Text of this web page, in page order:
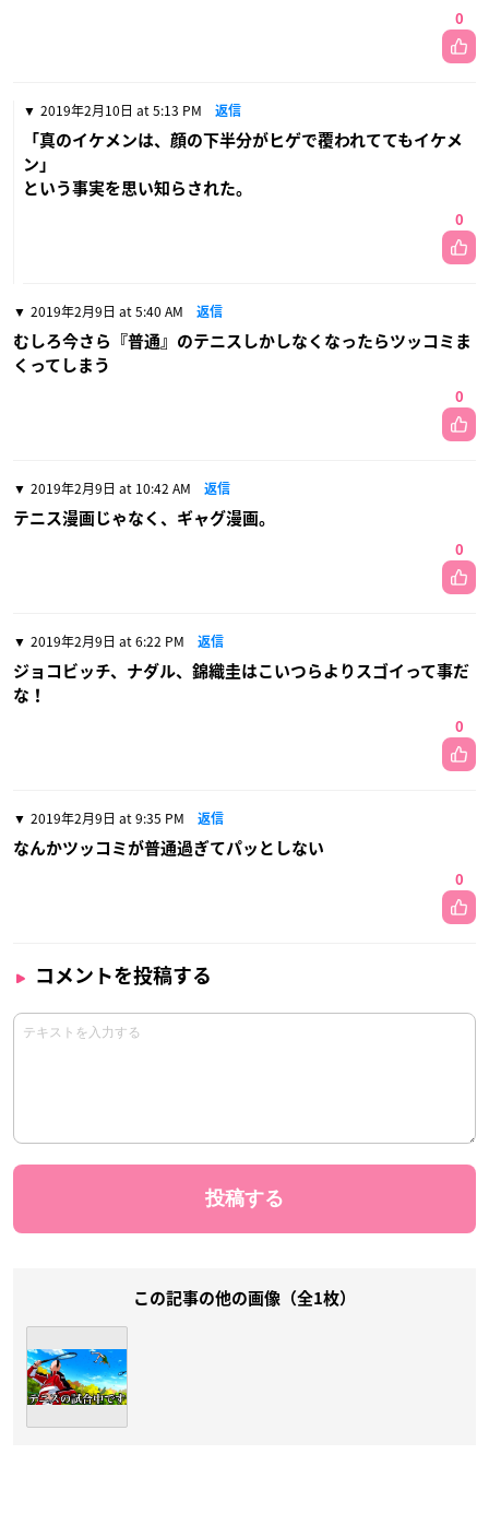
0
2019年2月10日 at 5:13 PM 返信
「真のイケメンは、顔の下半分がヒゲで覆われててもイケメ
ン」
という事実を思い知らされた。
0
2019年2月9日 at 5:40 AM 返信
むしろ今さら『普通』のテニスしかしなくなったらツッコミま
くってしまう
0
2019年2月9日 at 10:42 AM 返信
テニス漫画じゃなく、ギャグ漫画。
0
2019年2月9日 at 6:22 PM 返信
ジョコビッチ、ナダル、錦織圭はこいつらよりスゴイって事だ
な！
0
2019年2月9日 at 9:35 PM 返信
なんかツッコミが普通過ぎてパッとしない
0
コメントを投稿する
この記事の他の画像（全1枚）